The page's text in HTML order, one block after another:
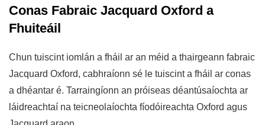
Conas Fabraic Jacquard Oxford a
Fhuiteáil
Chun tuiscint iomlán a fháil ar an méid a thairgeann fabraic
Jacquard Oxford, cabhraíonn sé le tuiscint a fháil ar conas
a dhéantar é. Tarraingíonn an próiseas déantúsaíochta ar
láidreachtaí na teicneolaíochta fíodóireachta Oxford agus